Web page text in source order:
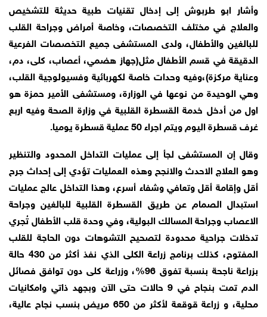
وأشار ابو طربوش إلى إدخال تقنيات طبية حديثة للتشخيص
والعلاج في مختلف التخصصات، وخاصة أمراض وجراحة القلب
للبالغين والأطفال، ولدى المستشفى جميع التخصصات الفرعية
الدقيقة في قسم الأطفال مثل(جهاز هضمي، أعصاب، كلى، دم،
وعناية مركزة)،وفيه وحدات خاصة لكهربائية وفسيولوجية القلب،
وهي الوحيدة من نوعها في الوزارة، ومستشفى الأمير حمزة هو
اول من أدخل خدمة القسطرة القلبية في وزارة الصحة وفيه اربع
غرف قسطرة اليوم ويتم اجراء 50 عملية قسطرة يوميا.
وقال إن المستشفى لجأ إلى عمليات التداخل المحدود والتنظير
وهو العلاج الاحدث والانجح وهذه العمليات تؤدي إلى إحداث جرح
أقل وإقامة أقل وتعافي وشفاء أسرع، وهذا التداخل عالج عمليات
استبدال الصمام عن طريق القسطرة القلبية للبالغين وجراحة
الاعصاب وجراحة المسالك البولية، وفي وحدة قلب الأطفال تُجري
تدخلات جراحية محدودة لتصحيح التشوهات دون الحاجة للقلب
المفتوح، كذلك برنامج زراعة الكلى الذي نفذ أكثر من 430 حالة
بزراعة ناجحة بنسبة تفوق 96%، وزراعة كلى دون توافق فصائل
الدم تمت بنجاح في 9 حالات حتى الآن وبجهد ذاتي وامكانيات
محلية، و زراعة قوقعة لأكثر من 650 مريض بنسب نجاح عالية،